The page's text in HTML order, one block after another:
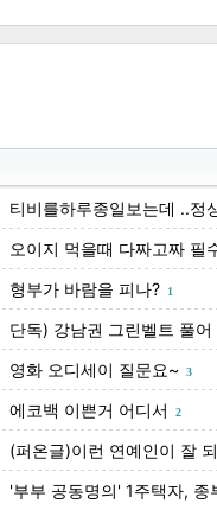
티비를하루종일보는데 ..정
오이지 먹을때 다짜고짜 필
형부가 바람을 피나? 1
단독) 강남권 그린벨트 풀
영화 오디세이 질문요~ 3
에코백 이쁜거 어디서 2
(퍼온글)이런 연예인이 잘
'부부 공동명의' 1주택자,